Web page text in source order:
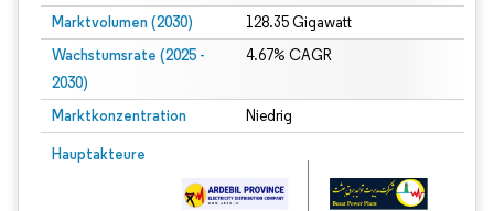
Marktvolumen (2030) 128.35 Gigawatt
Wachstumsrate (2025 -
2030)
4.67% CAGR
Marktkonzentration Niedrig
Hauptakteure
Bild © Mordor Intelligence. Wiederverwendung erfordert Namensnennung